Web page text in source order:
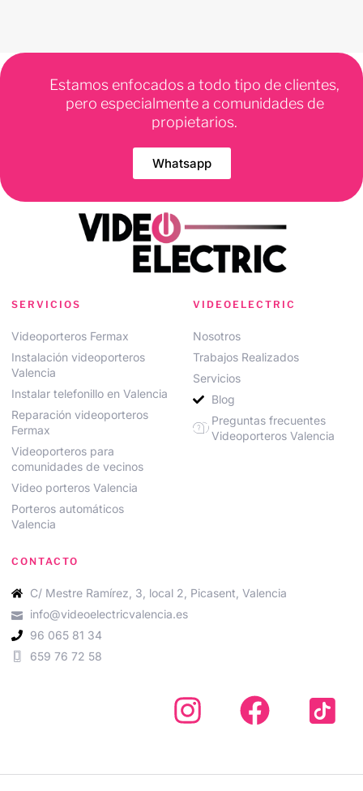
Estamos enfocados a todo tipo de clientes,
pero especialmente a comunidades de
propietarios.
Whatsapp
SERVICIOS
Videoporteros Fermax
Instalación videoporteros
Valencia
Instalar telefonillo en Valencia
Reparación videoporteros
Fermax
Videoporteros para
comunidades de vecinos
Video porteros Valencia
Porteros automáticos
Valencia
VIDEOELECTRIC
Nosotros
Trabajos Realizados
Servicios
Blog
Preguntas frecuentes
Videoporteros Valencia
CONTACTO
C/ Mestre Ramírez, 3, local 2, Picasent, Valencia
info@videoelectricvalencia.es
96 065 81 34
659 76 72 58